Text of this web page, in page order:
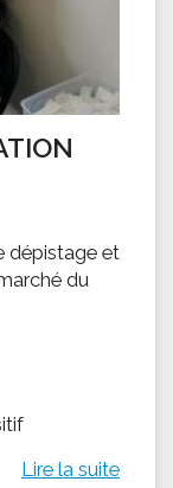
dépistage et
du
Lire la suite